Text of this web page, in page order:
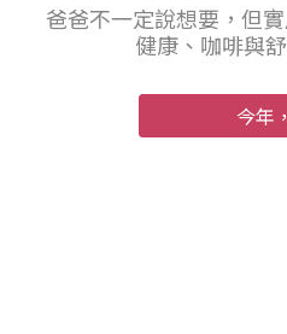
爸爸不一定說想要，但
健康、咖啡與
今年